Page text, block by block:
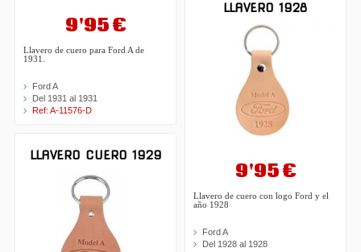
9'95 €
Llavero de cuero para Ford A de
1931.
Ford A
Del 1931 al 1931
Ref: A-11576-D
LLAVERO CUERO 1929
LLAVERO 1928
9'95 €
Llavero de cuero con logo Ford y el
año 1928
Ford A
Del 1928 al 1928